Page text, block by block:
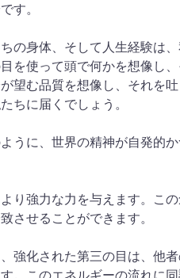
す。
の身体、そして人生経験は
を使って頭で何かを想像し
望む品質を想像し、それを
ちに届くでしょう。
うに、世界の精神が自発的
り強力な力を与えます。こ
させることができます。
強化された第三の目は、他